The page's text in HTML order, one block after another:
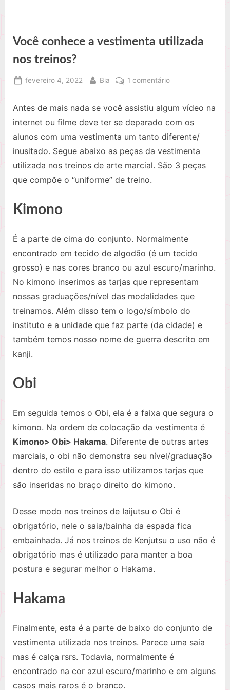
Você conhece a vestimenta utilizada
nos treinos?
Posted
fevereiro 4, 2022 By
Bia 1 comentárioem
conhece
vestimenta
utilizada
nos
treinos?
Antes de mais nada se você assistiu algum vídeo na
internet ou filme deve ter se deparado com os
alunos com uma vestimenta um tanto diferente/
inusitado. Segue abaixo as peças da vestimenta
utilizada nos treinos de arte marcial. São 3 peças
que compõe o “uniforme” de treino.
Kimono
É a parte de cima do conjunto. Normalmente
encontrado em tecido de algodão (é um tecido
grosso) e nas cores branco ou azul escuro/marinho.
No kimono inserimos as tarjas que representam
nossas graduações/nível das modalidades que
treinamos. Além disso tem o logo/símbolo do
instituto e a unidade que faz parte (da cidade) e
também temos nosso nome de guerra descrito em
kanji.
Obi
Em seguida temos o Obi, ela é a faixa que segura o
kimono. Na ordem de colocação da vestimenta é
Kimono> Obi> Hakama. Diferente de outras artes
marciais, o obi não demonstra seu nível/graduação
dentro do estilo e para isso utilizamos tarjas que
são inseridas no braço direito do kimono.
Desse modo nos treinos de Iaijutsu o Obi é
obrigatório, nele o saia/bainha da espada fica
embainhada. Já nos treinos de Kenjutsu o uso não é
obrigatório mas é utilizado para manter a boa
postura e segurar melhor o Hakama.
Hakama
Finalmente, esta é a parte de baixo do conjunto de
vestimenta utilizada nos treinos. Parece uma saia
mas é calça rsrs. Todavia, normalmente é
encontrado na cor azul escuro/marinho e em alguns
casos mais raros é o branco.